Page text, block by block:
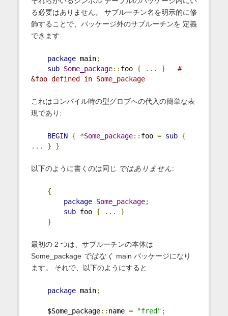
る必要はありません。 サブルーチン名を明示的に修
飾することで、パッケージ外のサブルーチンを 定義
できます:
package main;
sub Some_package:: foo { ... }
#
&foo defined in Some_package
これはコンパイル時の型グロブへの代入の簡単な表
現であり:
BEGIN { *Some_package:: foo = sub {
...
} }
以下のように書くのは同じ ではありません:
{
package Some_package;
sub foo { ...
}
}
最初の 2 つは、サブルーチンの本体は
Some_package ではなく main パッケージになり
ます。 それで、以下のようにすると:
package main;
$Some_package:: name = "fred" ;